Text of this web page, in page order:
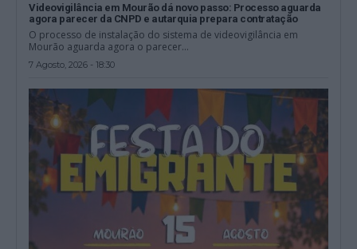
Videovigilância em Mourão dá novo passo: Processo aguarda
agora parecer da CNPD e autarquia prepara contratação
O processo de instalação do sistema de videovigilância em
Mourão aguarda agora o parecer...
7 Agosto, 2026 - 18:30